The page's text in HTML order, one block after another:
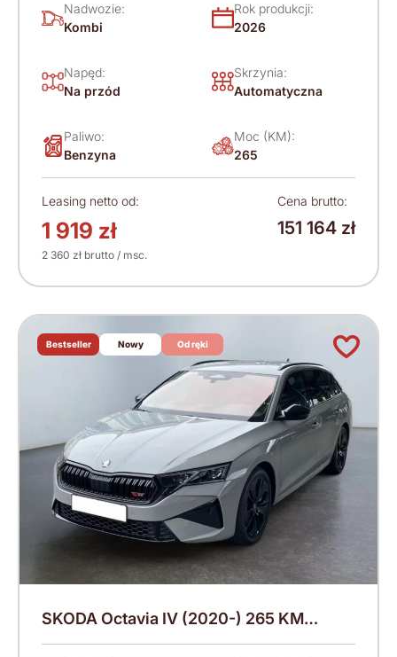
Nadwozie:
Kombi
Rok produkcji:
2026
Napęd:
Na przód
Skrzynia:
Automatyczna
Paliwo:
Benzyna
Moc (KM):
265
Leasing netto od:
1 919 zł
2 360 zł brutto / msc.
Cena brutto:
151 164 zł
Bestseller Nowy Od ręki
SKODA Octavia IV (2020-) 265 KM
(2026)